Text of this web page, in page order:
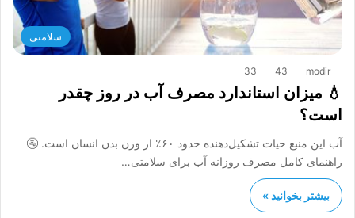
سلامتی
modir
43
33
💧 میزان استاندارد مصرف آب در روز چقدر
است؟
آب این منبع حیات تشکیل‌دهنده حدود ۶۰٪ از وزن بدن انسان است. 🚰
راهنمای کامل مصرف روزانه آب برای سلامتی…
بیشتر بخوانید »